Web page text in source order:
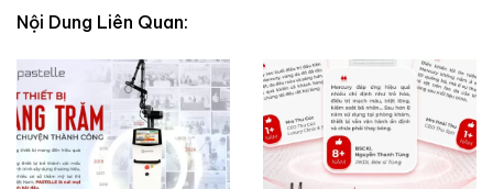
Nội Dung Liên Quan: